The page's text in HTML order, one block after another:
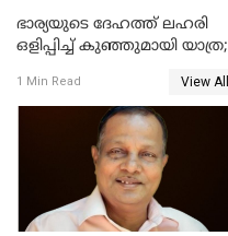
ഭാര്യയുടെ ദേഹത്ത് ലഹരി
ഒളിപ്പിച്ച് കുഞ്ഞുമായി യാത്ര;
പിടികൂടി പൊലീസ്
1 Min Read View All